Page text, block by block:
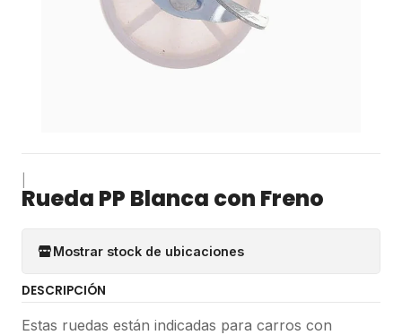
Rueda PP Blanca con Freno
Mostrar stock de ubicaciones
DESCRIPCIÓN
Estas ruedas están indicadas para carros con